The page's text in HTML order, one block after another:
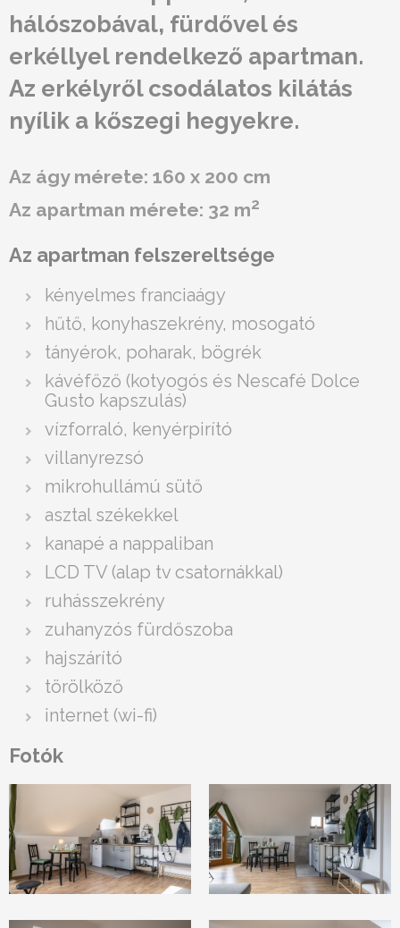
hálószobával, fürdővel és
erkéllyel rendelkező apartman.
Az erkélyről csodálatos kilátás
nyílik a kőszegi hegyekre.
Az ágy mérete: 160 x 200 cm
Az apartman mérete: 32 m2
Az apartman felszereltsége
kényelmes franciaágy
hűtő, konyhaszekrény, mosogató
tányérok, poharak, bögrék
kávéfőző (kotyogós és Nescafé Dolce
Gusto kapszulás)
vízforraló, kenyérpirító
villanyrezsó
mikrohullámú sütő
asztal székekkel
kanapé a nappaliban
LCD TV (alap tv csatornákkal)
ruhásszekrény
zuhanyzós fürdőszoba
hajszárító
törölköző
internet (wi-fi)
Fotók